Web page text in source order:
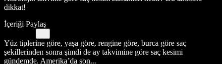
dikkat!
İçeriği Paylaş
Yüz tiplerine göre, yaşa göre, rengine göre, burca göre saç
şekillerinden sonra şimdi de ay takvimine göre saç kesimi
gündemde. Amerika’da son...